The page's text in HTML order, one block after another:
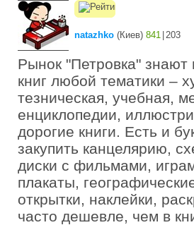
natazhko (Киев) 841 203
Рынок "Петровка" знают
книг любой тематики –
тезническая, учебная,
енциклопедии,
дорогие книги. Есть и
закупить канцелярию,
диски с фильмами,
плакаты,
открытки, наклейки,
часто дешевле, чем в